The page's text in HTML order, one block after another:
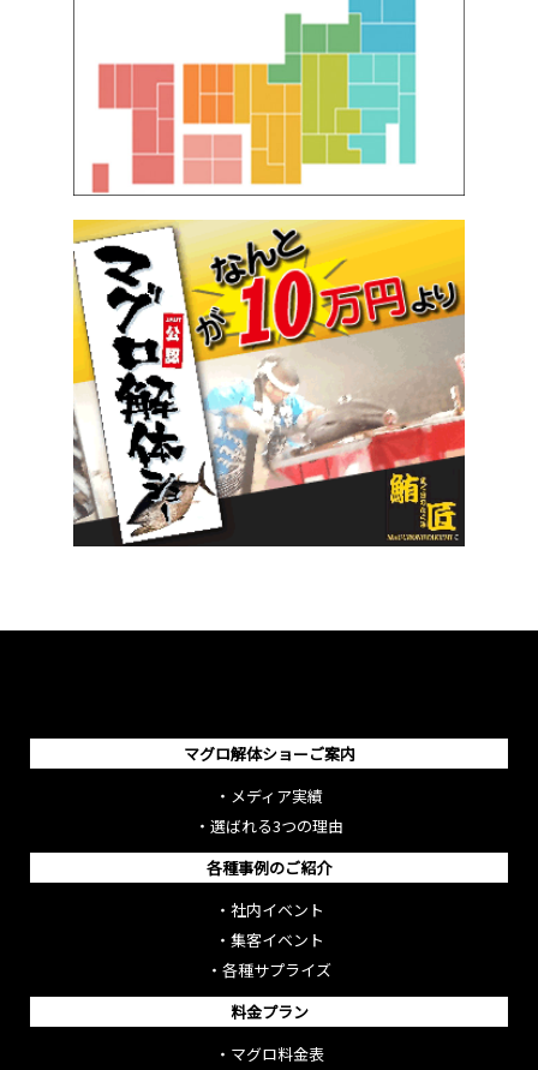
マグロ解体ショーご案内
・ メディア実績
・ 選ばれる3つの理由
各種事例のご紹介
・ 社内イベント
・ 集客イベント
・ 各種サプライズ
料金プラン
・ マグロ料金表